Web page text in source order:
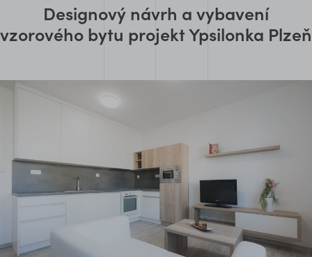
Designový návrh a vybavení
vzorového bytu projekt Ypsilonka Plzeň